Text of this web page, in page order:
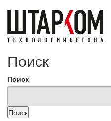
Поиск
Поиск